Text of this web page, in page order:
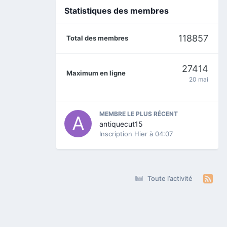
Statistiques des membres
Total des membres 118857
Maximum en ligne 27414
20 mai
MEMBRE LE PLUS RÉCENT
antiquecut15
Inscription Hier à 04:07
Toute l’activité